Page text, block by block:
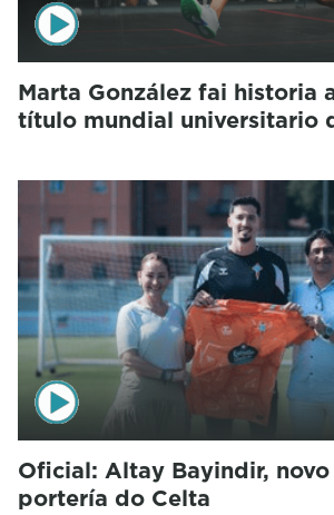
Marta González fai historia
título mundial universitario
Oficial: Altay Bayindir,
portería do Celta